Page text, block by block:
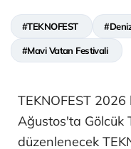
#TEKNOFEST
#Mavi Vatan Festivali
TEKNOFEST
Ağustos'ta Gölcük
düzenlenecek